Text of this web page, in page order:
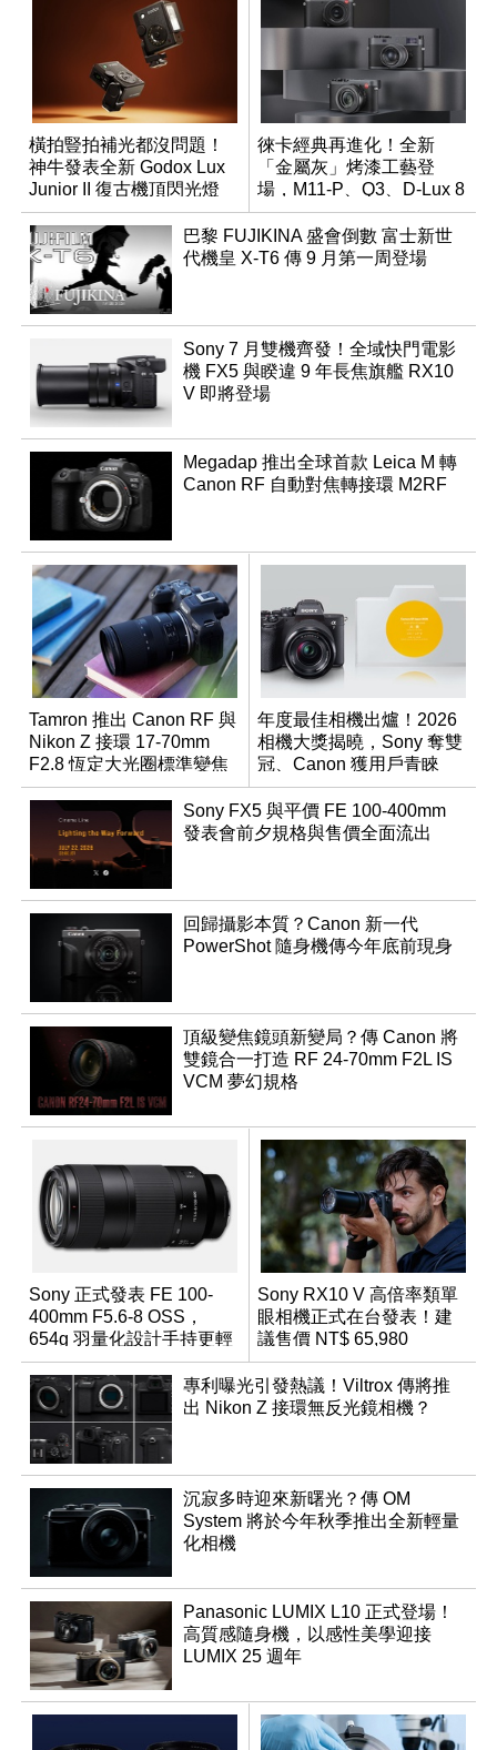
橫拍豎拍補光都沒問題！
神牛發表全新 Godox Lux
Junior II 復古機頂閃光燈
徠卡經典再進化！全新
「金屬灰」烤漆工藝登
場，M11-P、Q3、D-Lux 8
領銜換裝
巴黎 FUJIKINA 盛會倒數 富士新世
代機皇 X-T6 傳 9 月第一周登場
Sony 7 月雙機齊發！全域快門電影
機 FX5 與睽違 9 年長焦旗艦 RX10
V 即將登場
Megadap 推出全球首款 Leica M 轉
Canon RF 自動對焦轉接環 M2RF
Tamron 推出 Canon RF 與
Nikon Z 接環 17-70mm
F2.8 恆定大光圈標準變焦
鏡
年度最佳相機出爐！2026
相機大獎揭曉，Sony 奪雙
冠、Canon 獲用戶青睞
Sony FX5 與平價 FE 100-400mm
發表會前夕規格與售價全面流出
回歸攝影本質？Canon 新一代
PowerShot 隨身機傳今年底前現身
頂級變焦鏡頭新變局？傳 Canon 將
雙鏡合一打造 RF 24-70mm F2L IS
VCM 夢幻規格
Sony 正式發表 FE 100-
400mm F5.6-8 OSS，
654g 羽量化設計手持更輕
鬆
Sony RX10 V 高倍率類單
眼相機正式在台發表！建
議售價 NT$ 65,980
專利曝光引發熱議！Viltrox 傳將推
出 Nikon Z 接環無反光鏡相機？
沉寂多時迎來新曙光？傳 OM
System 將於今年秋季推出全新輕量
化相機
Panasonic LUMIX L10 正式登場！
高質感隨身機，以感性美學迎接
LUMIX 25 週年